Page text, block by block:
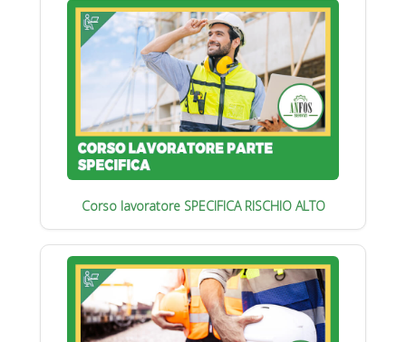
Corso lavoratore SPECIFICA RISCHIO ALTO